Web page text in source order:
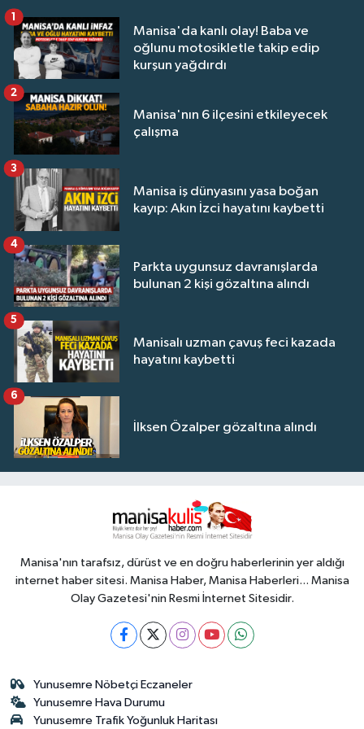
Manisa'da kanlı olay! Baba ve
oğlunu motosikletle takip edip
kurşun yağdırdı
1
Manisa'nın 6 ilçesini etkileyecek
çalışma
2
Manisa iş dünyasını yasa boğan
kayıp: Akın İzci hayatını kaybetti
3
Parkta uygunsuz davranışlarda
bulunan 2 kişi gözaltına alındı
4
Manisalı uzman çavuş feci kazada
hayatını kaybetti
5
İlksen Özalper gözaltına alındı
6
Manisa'nın tarafsız, dürüst ve en doğru haberlerinin yer aldığı
internet haber sitesi. Manisa Haber, Manisa Haberleri... Manisa
Olay Gazetesi'nin Resmi İnternet Sitesidir.
Yunusemre Nöbetçi Eczaneler
Yunusemre Hava Durumu
Yunusemre Trafik Yoğunluk Haritası